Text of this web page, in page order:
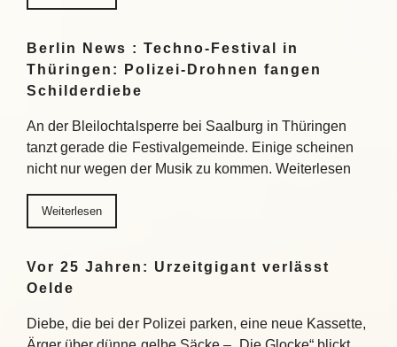
Berlin News : Techno-Festival in
Thüringen: Polizei-Drohnen fangen
Schilderdiebe
An der Bleilochtalsperre bei Saalburg in Thüringen
tanzt gerade die Festivalgemeinde. Einige scheinen
nicht nur wegen der Musik zu kommen. Weiterlesen
Weiterlesen
Vor 25 Jahren: Urzeitgigant verlässt
Oelde
Diebe, die bei der Polizei parken, eine neue Kassette,